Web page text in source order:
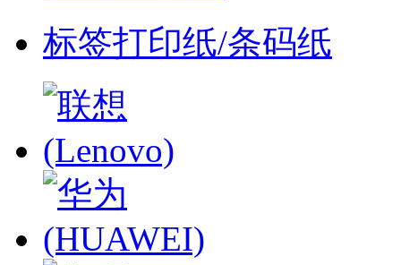
标签打印纸/条码纸